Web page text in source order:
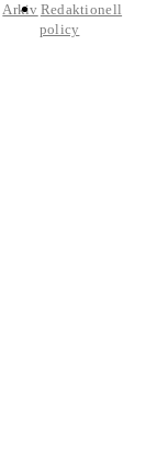
Arkiv Redaktionell
policy